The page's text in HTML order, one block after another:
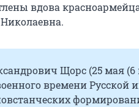
вдова
Щорс (25 мая (6
времени Русской